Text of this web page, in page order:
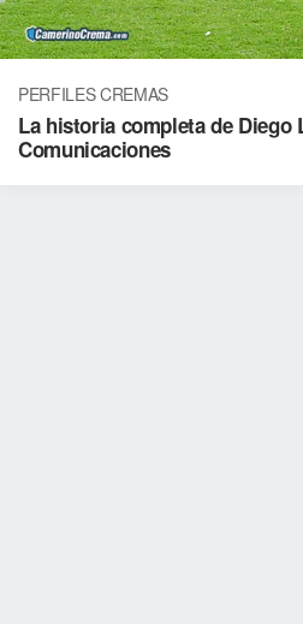
PERFILES CREMAS
La historia completa de Diego
Comunicaciones